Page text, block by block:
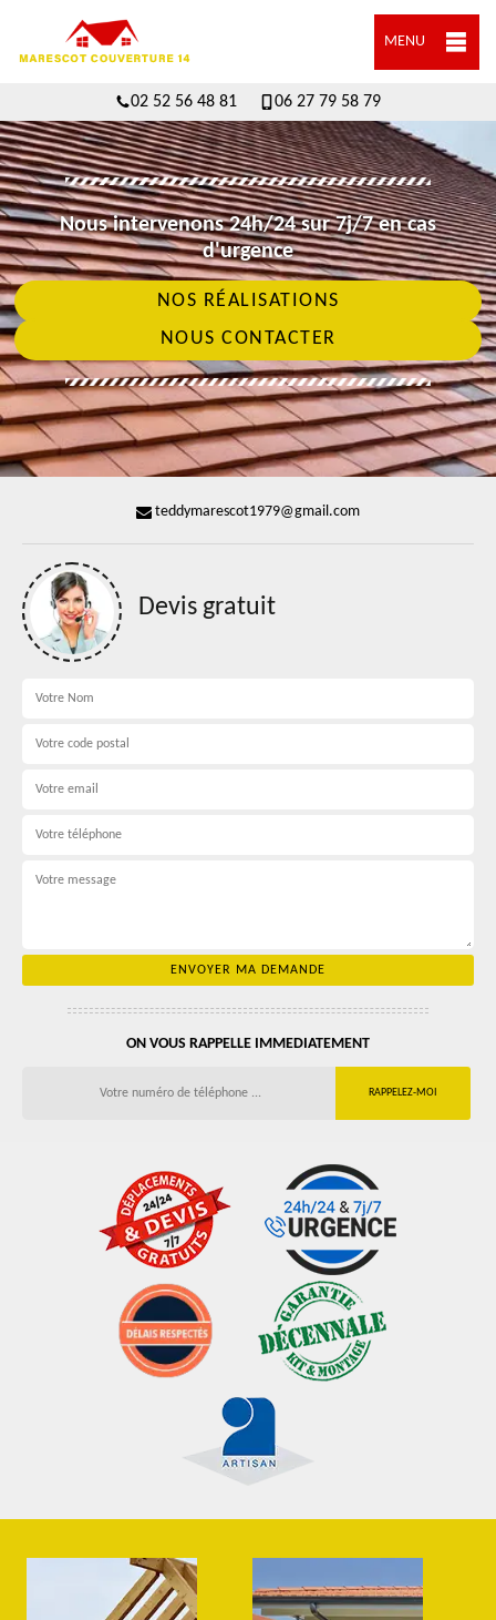
MENU
02 52 56 48 81 06 27 79 58 79
Nous intervenons 24h/24 sur 7j/7 en cas
d'urgence
NOS RÉALISATIONS
NOUS CONTACTER
teddymarescot1979@gmail.com
Devis gratuit
ON VOUS RAPPELLE IMMEDIATEMENT